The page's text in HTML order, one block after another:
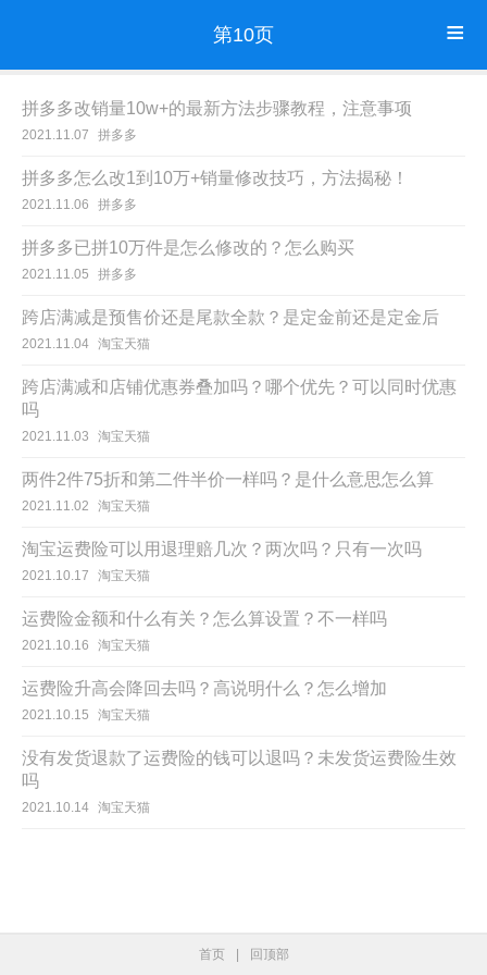
第10页
拼多多改销量10w+的最新方法步骤教程，注意事项
2021.11.07 拼多多
拼多多怎么改1到10万+销量修改技巧，方法揭秘！
2021.11.06 拼多多
拼多多已拼10万件是怎么修改的？怎么购买
2021.11.05 拼多多
跨店满减是预售价还是尾款全款？是定金前还是定金后
2021.11.04 淘宝天猫
跨店满减和店铺优惠券叠加吗？哪个优先？可以同时优惠
吗
2021.11.03 淘宝天猫
两件2件75折和第二件半价一样吗？是什么意思怎么算
2021.11.02 淘宝天猫
淘宝运费险可以用退理赔几次？两次吗？只有一次吗
2021.10.17 淘宝天猫
运费险金额和什么有关？怎么算设置？不一样吗
2021.10.16 淘宝天猫
运费险升高会降回去吗？高说明什么？怎么增加
2021.10.15 淘宝天猫
没有发货退款了运费险的钱可以退吗？未发货运费险生效
吗
2021.10.14 淘宝天猫
首页 回顶部